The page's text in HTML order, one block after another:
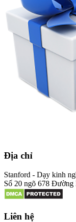
Địa chỉ
Stanford - Dạy kinh
Số 20 ngõ 678
Liên hệ